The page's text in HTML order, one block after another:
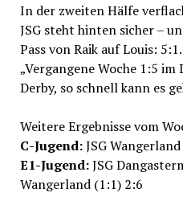
In der zweiten Hälfe
JSG steht hinten sicher –
Pass von Raik auf Louis:
„Vergangene Woche 1:5 im
Derby, so schnell kann es
Weitere Ergebnisse vom
C-Jugend:JSG
E1-Jugend:JSG
Wangerland (1:1) 2:6